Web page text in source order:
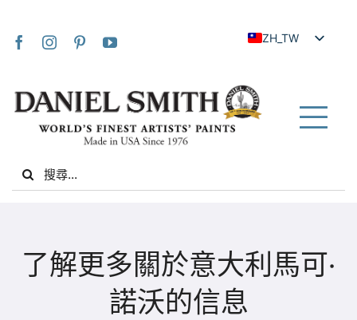
ZH_TW
FR
UK
VI
Search
for:
了解更多關於意大利馬可·
諾沃的信息